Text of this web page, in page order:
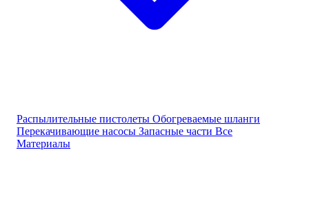
Распылительные пистолеты Обогреваемые шланги
Перекачивающие насосы Запасные части Все
Материалы